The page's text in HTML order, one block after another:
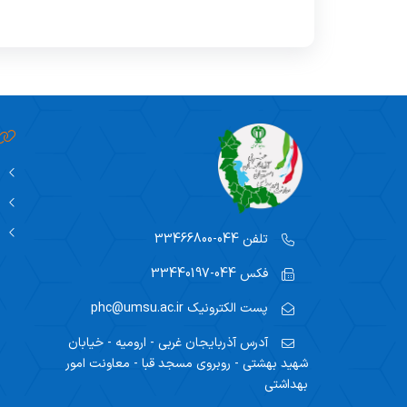
تلفن 044-33466800
فکس 044-33440197
پست الکترونیک phc@umsu.ac.ir
آدرس آذربایجان غربی - ارومیه - خیابان
شهید بهشتی - روبروی مسجد قبا - معاونت امور
بهداشتی